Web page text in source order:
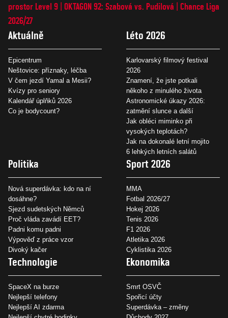
prostor Level 9 OKTAGON 92: Szabová vs. Pudilová
Chance Liga
2026/27
Aktuálně
Epicentrum
Neštovice: příznaky, léčba
V čem jezdí Yamal a Mesii?
Kvízy pro seniory
Kalendář úplňků 2026
Co je bodycount?
Léto 2026
Karlovarský filmový festival
2026
Znamení, že jste potkali
někoho z minulého života
Astronomické úkazy 2026:
zatmění slunce a další
Jak obléci miminko při
vysokých teplotách?
Jak na dokonalé letní mojito
6 lehkých letních salátů
Politika
Nová superdávka: kdo na ní
dosáhne?
Sjezd sudetských Němců
Proč vláda zavádí EET?
Padni komu padni
Výpověď z práce vzor
Divoký kačer
Sport 2026
MMA
Fotbal 2026/27
Hokej 2026
Tenis 2026
F1 2026
Atletika 2026
Cyklistika 2026
Technologie
SpaceX na burze
Nejlepší telefony
Nejlepší AI zdarma
Ekonomika
Smrt OSVČ
Spořicí účty
Superdávka – změny